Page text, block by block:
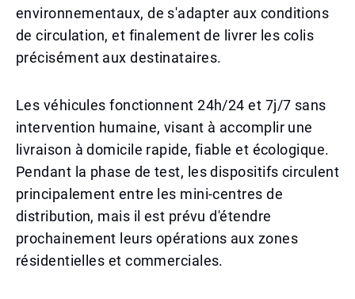
environnementaux, de s'adapter aux conditions
de circulation, et finalement de livrer les colis
précisément aux destinataires.
Les véhicules fonctionnent 24h/24 et 7j/7 sans
intervention humaine, visant à accomplir une
livraison à domicile rapide, fiable et écologique.
Pendant la phase de test, les dispositifs circulent
principalement entre les mini-centres de
distribution, mais il est prévu d'étendre
prochainement leurs opérations aux zones
résidentielles et commerciales.